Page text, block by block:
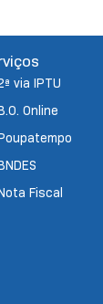
via IPTU
Online
Fiscal